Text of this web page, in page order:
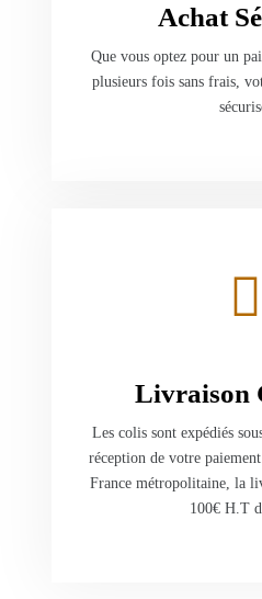
Achat
Que vous optez pour un
plusieurs fois sans frais,
Livraison
Les colis sont expédiés
réception de votre
France métropolitaine, la
100€ H.T